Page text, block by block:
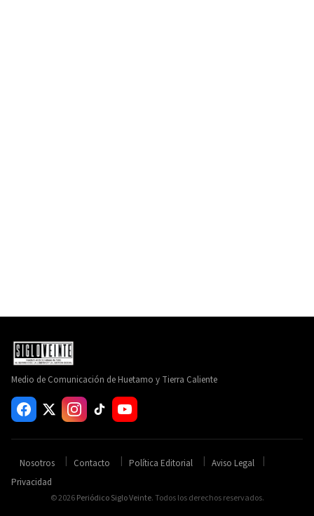
Medio de Comunicación de Huetamo y Tierra Caliente
Nosotros Contacto Política Editorial
Aviso Legal
Privacidad
© 2026Periódico Siglo Veinte. Todos los derechos reservados.